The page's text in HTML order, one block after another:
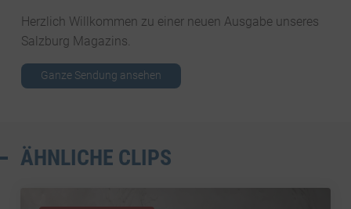
Herzlich Willkommen zu einer neuen Ausgabe unseres
Salzburg Magazins.
Ganze Sendung ansehen
ÄHNLICHE CLIPS